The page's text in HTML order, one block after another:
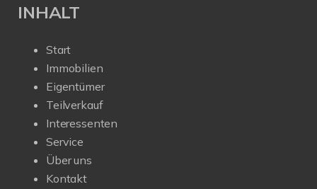
INHALT
Start
Immobilien
Eigentümer
Teilverkauf
Interessenten
Service
Über uns
Kontakt